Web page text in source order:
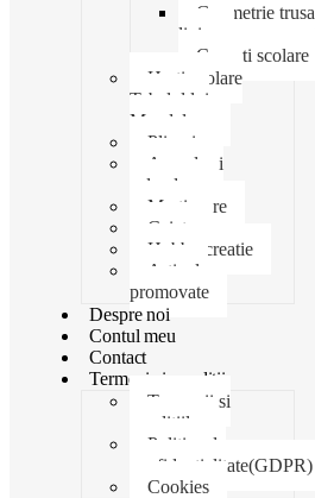
Geometrie trusa
liniar
Coperti scolare
Harti scolare
Tabelul lui
Mendeleev
Plicuri
Agende si
calendare
Martisoare
Caiete
Hobby creatie
Articole
promovate
Despre noi
Contul meu
Contact
Termeni si conditii
Termenii si
conditiile
Politica de
confidentialitate(GDPR)
Cookies